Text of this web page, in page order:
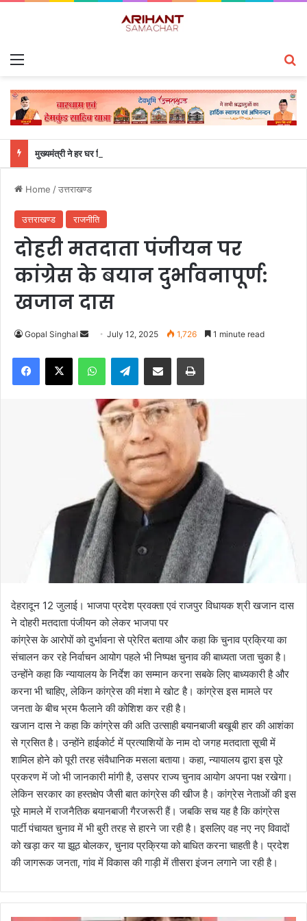
मुख्यमंत्री ने हर घर तिरंगा यात्रा कार्यक्रम में किया प्रतिभाग
Home /उत्तराखण्ड
उत्तराखण्ड राजनीति
दोहरी मतदाता पंजीयन पर
कांग्रेस के बयान दुर्भावनापूर्ण:
खजान दास
Gopal Singhal
n
d
l
July 12, 2025 1,726 1 minute read
Telegram
देहरादून 12 जुलाई। भाजपा प्रदेश प्रवक्ता एवं राजपुर विधायक श्री खजान दास
ने दोहरी मतदाता पंजीयन को लेकर भाजपा पर
कांग्रेस के आरोपों को दुर्भावना से प्रेरित बताया और कहा कि चुनाव प्रक्रिया का
संचालन कर रहे निर्वाचन आयोग पहले भी निष्पक्ष चुनाव की बाध्यता जता चुका है।
उन्होंने कहा कि न्यायालय के निर्देश का सम्मान करना सबके लिए बाध्यकारी है और
करना भी चाहिए, लेकिन कांग्रेस की मंशा मे खोट है। कांग्रेस इस मामले पर
जनता के बीच भ्रम फैलाने की कोशिश कर रही है।
खजान दास ने कहा कि कांग्रेस की अति उत्साही बयानबाजी बखूबी हार की आशंका
से ग्रसित है। उन्होंने हाईकोर्ट में प्रत्याशियों के नाम दो जगह मतदाता सूची में
शामिल होने को पूरी तरह संवैधानिक मसला बताया। कहा, न्यायालय द्वारा इस पूरे
प्रकरण में जो भी जानकारी मांगी है, उसपर राज्य चुनाव आयोग अपना पक्ष रखेगा।
लेकिन सरकार का हस्तक्षेप जैसी बात कांग्रेस की खीज है। कांग्रेस नेताओं की इस
पूरे मामले में राजनैतिक बयानबाजी गैरजरूरी हैं। जबकि सच यह है कि कांग्रेस
पार्टी पंचायत चुनाव में भी बुरी तरह से हारने जा रही है। इसलिए वह नए नए विवादों
को खड़ा कर या झूठ बोलकर, चुनाव प्रक्रिया को बाधित करना चाहती है। प्रदेश
की जागरूक जनता, गांव में विकास की गाड़ी में तीसरा इंजन लगाने जा रही है।